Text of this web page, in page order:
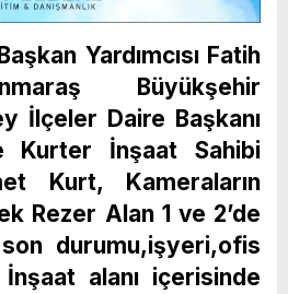
Yardımcısı Fatih
Büyükşehir
İlçeler Daire Başkanı
Kurter İnşaat Sahibi
Kurt, Kameraların
Rezer Alan 1 ve 2’de
son durumu,işyeri,ofis
alanı içerisinde